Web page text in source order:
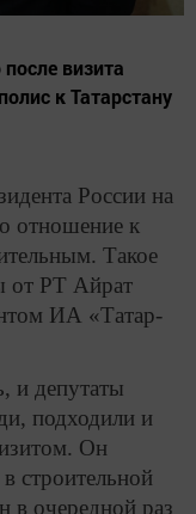
визита
к Татарстану
России на
отношение к
Такое
от РТ Айрат
ИА «Татар-
и депутаты
подходили и
Он
строительной
в очередной раз